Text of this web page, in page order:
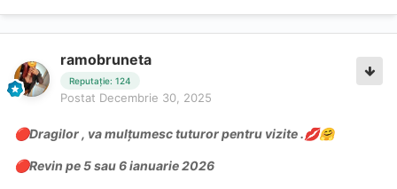
ramobruneta
Reputație: 124
Postat Decembrie 30, 2025
🔴Dragilor , va mulțumesc tuturor pentru vizite .💋🤗
🔴Revin pe 5 sau 6 ianuarie 2026